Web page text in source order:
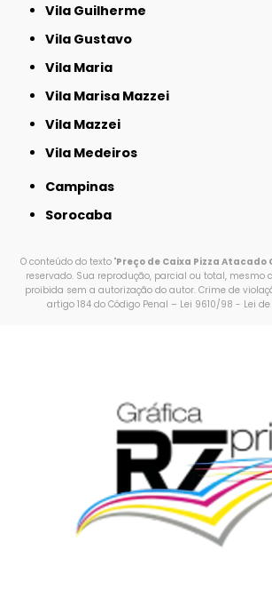
Vila Guilherme
Vila Gustavo
Vila Maria
Vila Marisa Mazzei
Vila Mazzei
Vila Medeiros
Campinas
Sorocaba
O conteúdo do texto "Preço de Caixa Pizza Atacado
reservado. Sua reprodução, parcial ou total, mesmo
proibida sem a autorização do autor. Crime de
artigo 184 do Código Penal – Lei 9610/98 - Lei